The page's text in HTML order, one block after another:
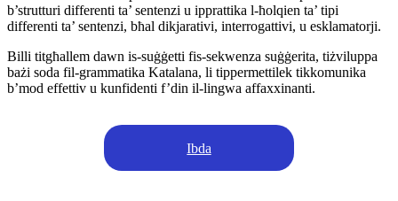
b’strutturi differenti ta’ sentenzi u ipprattika l-ħolqien ta’ tipi
differenti ta’ sentenzi, bħal dikjarativi, interrogattivi, u esklamatorji.
Billi titgħallem dawn is-suġġetti fis-sekwenza suġġerita, tiżviluppa
bażi soda fil-grammatika Katalana, li tippermettilek tikkomunika
b’mod effettiv u kunfidenti f’din il-lingwa affaxxinanti.
Ibda